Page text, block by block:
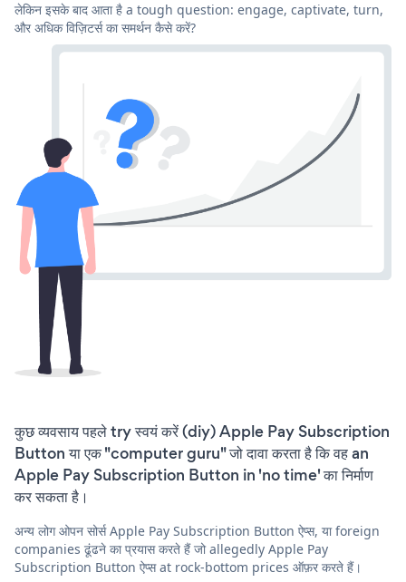
लेकिन इसके बाद आता है a tough question: engage, captivate, turn,
और अधिक विज़िटर्स का समर्थन कैसे करें?
कुछ व्यवसाय पहले try स्वयं करें (diy) Apple Pay Subscription
Button या एक "computer guru" जो दावा करता है कि वह an
Apple Pay Subscription Button in 'no time' का निर्माण
कर सकता है।
अन्य लोग ओपन सोर्स Apple Pay Subscription Button ऐप्स, या foreign
companies ढूंढने का प्रयास करते हैं जो allegedly Apple Pay
Subscription Button ऐप्स at rock-bottom prices ऑफ़र करते हैं।